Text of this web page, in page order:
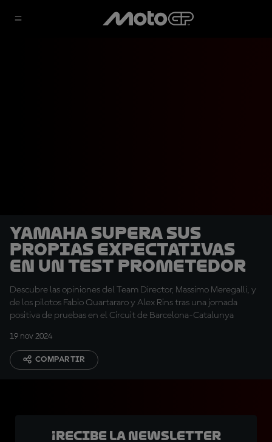
Yamaha supera sus
propias expectativas
en un Test prometedor
Descubre las opiniones del Team Director, Massimo Meregalli, y
de los pilotos Fabio Quartararo y Alex Rins tras una jornada
positiva de pruebas en el Circuit de Barcelona-Catalunya
19 nov 2024
COMPARTIR
¡Recibe la Newsletter